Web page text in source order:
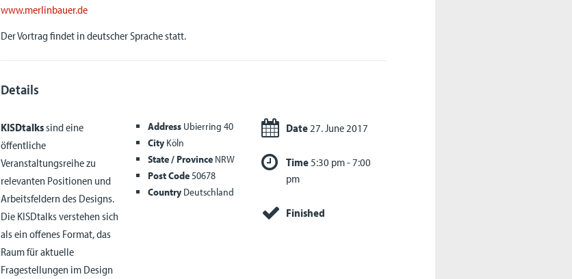
www.merlinbauer.de
Der Vortrag findet in deutscher Sprache statt.
Details
KISDtalkssind eine
öffentliche
Veranstaltungsreihe zu
relevanten Positionen und
Arbeitsfeldern des Designs.
Die KISDtalks verstehen sich
als ein offenes Format, das
Raum für aktuelle
Fragestellungen im Design
AddressUbierring 40
CityKöln
State / ProvinceNRW
Post Code50678
CountryDeutschland
Date 27. June 2017
Time 5:30 pm - 7:00
pm
Finished